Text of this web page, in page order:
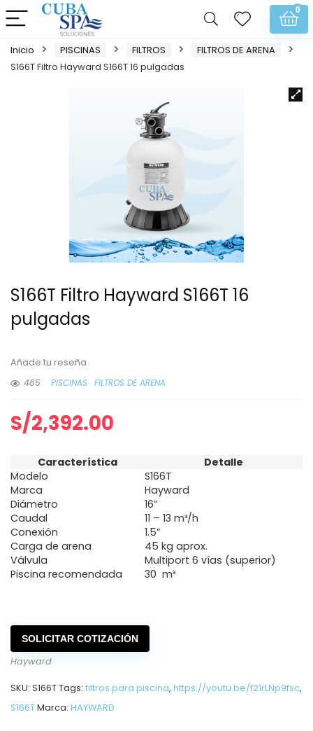
0
Inicio PISCINAS FILTROS
FILTROS DE ARENA
S166T Filtro Hayward S166T 16 pulgadas
S166T Filtro Hayward S166T 16
pulgadas
Añade tu reseña
485
PISCINAS FILTROS DE ARENA
S/2,392.00
Característica
Detalle
Modelo
S166T
Marca
Hayward
Diámetro
16”
Caudal
11 – 13 m³/h
Conexión
1.5”
Carga de arena
45 kg aprox.
Válvula
Multiport 6 vías (superior)
Piscina recomendada
30 m³
SOLICITAR COTIZACIÓN
Hayward
SKU: S166TTags: filtros para piscina, https://youtu.be/f21rLNp9fsc,
S166TMarca: HAYWARD